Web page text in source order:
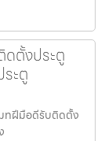
ดตั้งประตู
ะตู
มทฝีมือดีรับติดตั้ง